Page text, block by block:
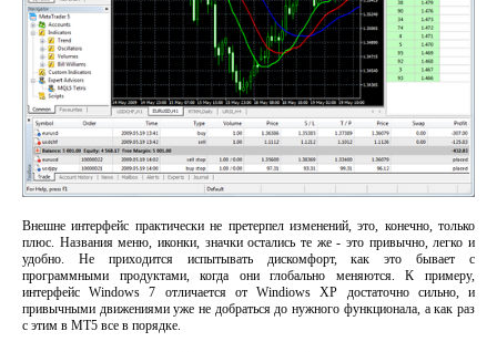
Внешне интерфейс практически не претерпел изменений, это, конечно, только
плюс. Названия меню, иконки, значки остались те же - это привычно, легко и
удобно. Не приходится испытывать дискомфорт, как это бывает с
программными продуктами, когда они глобально меняются. К примеру,
интерфейс Windows 7 отличается от Windiows XP достаточно сильно, и
привычными движениями уже не добраться до нужного функционала, а как раз
с этим в МТ5 все в порядке.